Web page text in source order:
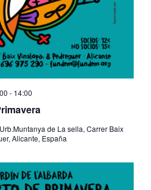
- 14:00
Urb.Muntanya de La sella, Carrer Baix
Alicante, España